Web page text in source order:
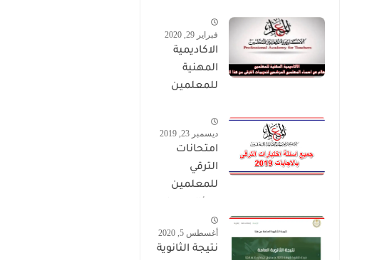
موقع وزارة
التربية
والتعليم
وموقع LMS
فبراير 29, 2020
الاكاديمية
المهنية
للمعلمين
عن اسماء
المعلمين
لتدريبات
ديسمبر 23, 2019
امتحانات
الترقي
للمعلمين
حمل من هنا
أغسطس 5, 2020
نتيجة الثانوية